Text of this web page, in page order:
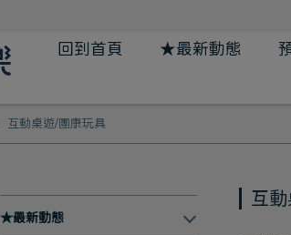
回到首頁 ★最新動態
互動桌遊/團康玩具
★最新動態
互